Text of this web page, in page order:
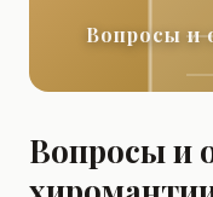
Вопросы и
Вопросы и